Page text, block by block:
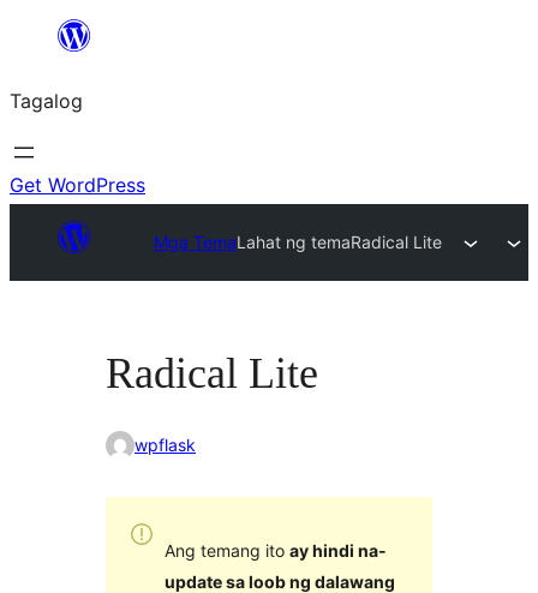
Lumaktaw
sa
content
Tagalog
Get WordPress
Mga TemaLahat ng temaRadical Lite
Radical Lite
wpflask
Ang temang ito ay hindi na-
update sa loob ng dalawang